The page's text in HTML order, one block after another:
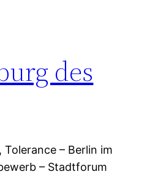
des
Tolerance – Berlin im
– Stadtforum